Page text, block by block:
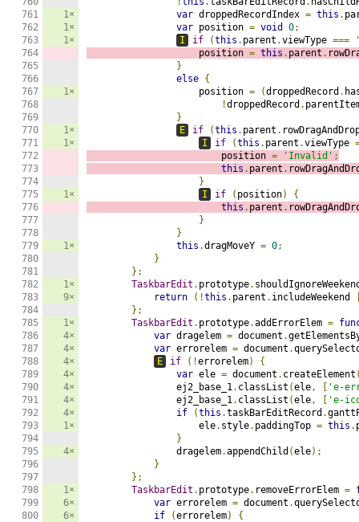
1×
1×
1×
1×
1×
1×
1×
1×
1×
9×
1×
4×
4×
4×
4×
4×
4×
4×
1×
4×
1×
6×
6×
var droppedRecordIndex = this .
var position = void 0;
I
if (this . parent .viewType ===
                    position
= this . parent .
}
else {
                    position
= (droppedRecord .
!droppedRecord .
}
E
if (this . parent .
I
if (this . parent .viewType
                        position
= 'Invalid' ;
this . parent .
}
I
if ( position)
{
this . parent .
}
}
this .dragMoveY = 0;
}
};
TaskbarEdit . prototype.
return
(!this . parent . includeWeekend
};
TaskbarEdit . prototype.addErrorElem =
var dragelem = document .
var errorelem = document .
E
if (!errorelem)
{
var ele = document . createElement
                ej2_base_1
. classList (ele,
'e-
                ej2_base_1
. classList (ele,
'e-
if
(this .taskBarEditRecord .
                    ele
. style. paddingTop = this .
}
                dragelem
.appendChild (ele);
}
};
TaskbarEdit . prototype. removeErrorElem =
var errorelem = document .
if
(errorelem)
{